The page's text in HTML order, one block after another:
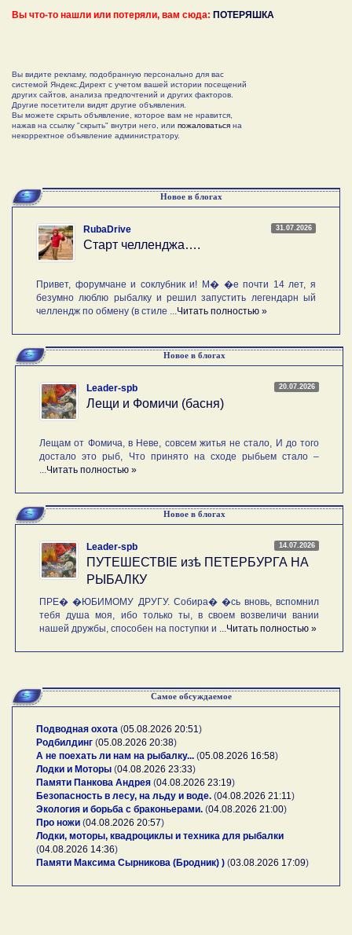
Вы что-то нашли или потеряли, вам сюда: ПОТЕРЯШКА
Вы видите рекламу, подобранную персонально для вас
системой Яндекс.Директ с учетом вашей истории посещений
других сайтов, анализа предпочтений и других факторов.
Другие посетители видят другие объявления.
Вы можете скрыть объявление, которое вам не нравится,
нажав на ссылку "скрыть" внутри него, или пожаловаться на
некорректное объявление администратору.
Новое в блогах
31.07.2026
RubaDrive
Старт челленджа….
Привет, форумчане и соклубник и! М� �е почти 14 лет, я
безумно люблю рыбалку и решил запустить легендарн ый
челлендж по обмену (в стиле ... Читать полностью »
Новое в блогах
20.07.2026
Leader-spb
Лещи и Фомичи (басня)
Лещам от Фомича, в Неве, совсем житья не стало, И до того
достало это рыб, Что принято на сходе рыбьем стало –
Читать полностью »
Новое в блогах
14.07.2026
Leader-spb
ПУТЕШЕСТВIE изѣ ПЕТЕРБУРГА НА
РЫБАЛКУ
ПРЕ� �ЮБИМОМУ ДРУГУ. Собира� �сь вновь, вспомнил
тебя душа моя, ибо только ты, в своем возвеличи вании
нашей дружбы, способен на поступки и ... Читать полностью »
Самое обсуждаемое
Подводная охота (05.08.2026 20:51 )
Родбилдинг (05.08.2026 20:38)
А не поехать ли нам на рыбалку... (05.08.2026 16:58)
Лодки и Моторы (04.08.2026 23:33)
Памяти Панкова Андрея (04.08.2026 23:19)
Безопасность в лесу, на льду и воде. (04.08.2026 21:11 )
Экология и борьба с браконьерами. (04.08.2026 21:00)
Про ножи (04.08.2026 20:57)
Лодки, моторы, квадроциклы и техника для рыбалки
(04.08.2026 14:36)
Памяти Максима Сырникова (Бродник) ) (03.08.2026 17:09)